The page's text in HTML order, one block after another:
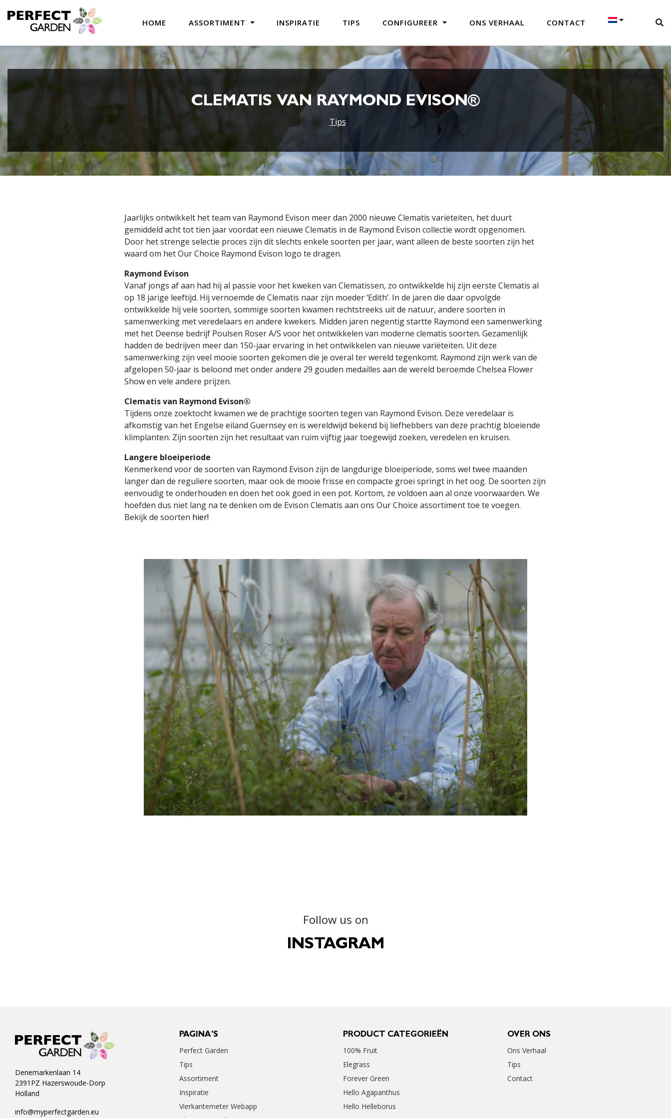
HOME ASSORTIMENT INSPIRATIE TIPS CONFIGUREER ONS VERHAAL CONTACT
CLEMATIS VAN RAYMOND EVISON®
Tips
Jaarlijks ontwikkelt het team van Raymond Evison meer dan 2000 nieuwe Clematis variëteiten, het duurt
gemiddeld acht tot tien jaar voordat een nieuwe Clematis in de Raymond Evison collectie wordt opgenomen.
Door het strenge selectie proces zijn dit slechts enkele soorten per jaar, want alleen de beste soorten zijn het
waard om het Our Choice Raymond Evison logo te dragen.
Raymond Evison
Vanaf jongs af aan had hij al passie voor het kweken van Clematissen, zo ontwikkelde hij zijn eerste Clematis al
op 18 jarige leeftijd. Hij vernoemde de Clematis naar zijn moeder ‘Edith’. In de jaren die daar opvolgde
ontwikkelde hij vele soorten, sommige soorten kwamen rechtstreeks uit de natuur, andere soorten in
samenwerking met veredelaars en andere kwekers. Midden jaren negentig startte Raymond een samenwerking
met het Deense bedrijf Poulsen Roser A/S voor het ontwikkelen van moderne clematis soorten. Gezamenlijk
hadden de bedrijven meer dan 150-jaar ervaring in het ontwikkelen van nieuwe variëteiten. Uit deze
samenwerking zijn veel mooie soorten gekomen die je overal ter wereld tegenkomt. Raymond zijn werk van de
afgelopen 50-jaar is beloond met onder andere 29 gouden medailles aan de wereld beroemde Chelsea Flower
Show en vele andere prijzen.
Clematis van Raymond Evison®
Tijdens onze zoektocht kwamen we de prachtige soorten tegen van Raymond Evison. Deze veredelaar is
afkomstig van het Engelse eiland Guernsey en is wereldwijd bekend bij liefhebbers van deze prachtig bloeiende
klimplanten. Zijn soorten zijn het resultaat van ruim vijftig jaar toegewijd zoeken, veredelen en kruisen.
Langere bloeiperiode
Kenmerkend voor de soorten van Raymond Evison zijn de langdurige bloeiperiode, soms wel twee maanden
langer dan de reguliere soorten, maar ook de mooie frisse en compacte groei springt in het oog. De soorten zijn
eenvoudig te onderhouden en doen het ook goed in een pot. Kortom, ze voldoen aan al onze voorwaarden. We
hoefden dus niet lang na te denken om de Evison Clematis aan ons Our Choice assortiment toe te voegen.
Bekijk de soorten hier!
Follow us on
INSTAGRAM
Denemarkenlaan 14
2391PZ Hazerswoude-Dorp
Holland
info@myperfectgarden.eu
PAGINA'S
Perfect Garden
Tips
Assortiment
Inspiratie
Vierkantemeter Webapp
PRODUCT CATEGORIEËN
100% Fruit
Elegrass
Forever Green
Hello Agapanthus
Hello Helleborus
OVER ONS
Ons Verhaal
Tips
Contact